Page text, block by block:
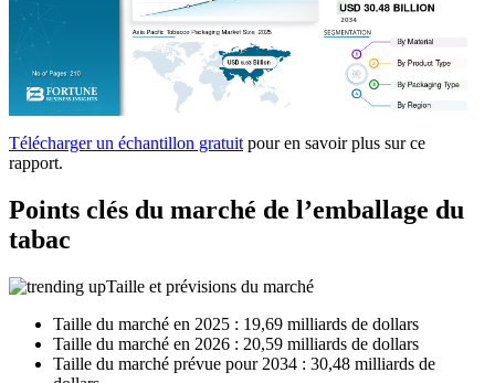
Télécharger un échantillon gratuit pour en savoir plus sur ce
rapport.
Points clés du marché de l’emballage du
tabac
Taille et prévisions du marché
Taille du marché en 2025 : 19,69 milliards de dollars
Taille du marché en 2026 : 20,59 milliards de dollars
Taille du marché prévue pour 2034 : 30,48 milliards de